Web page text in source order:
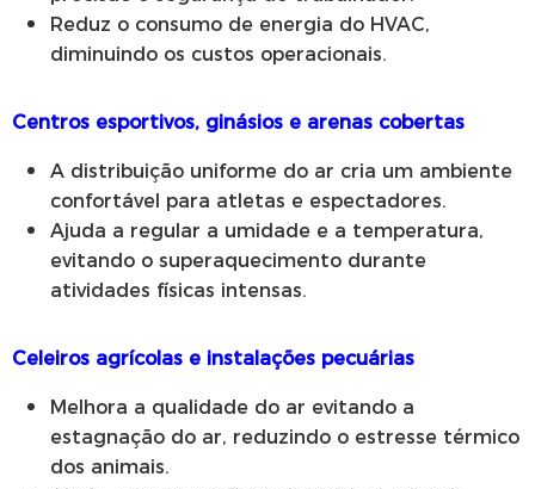
Reduz o consumo de energia do HVAC,
diminuindo os custos operacionais.
Centros esportivos, ginásios e arenas cobertas
A distribuição uniforme do ar cria um ambiente
confortável para atletas e espectadores.
Ajuda a regular a umidade e a temperatura,
evitando o superaquecimento durante
atividades físicas intensas.
Celeiros agrícolas e instalações pecuárias
Melhora a qualidade do ar evitando a
estagnação do ar, reduzindo o estresse térmico
dos animais.